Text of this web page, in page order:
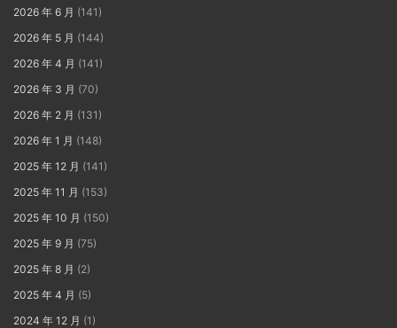
2026 年 6 月 (141)
2026 年 5 月 (144)
2026 年 4 月 (141)
2026 年 3 月 (70)
2026 年 2 月 (131)
2026 年 1 月 (148)
2025 年 12 月 (141)
2025 年 11 月 (153)
2025 年 10 月 (150)
2025 年 9 月 (75)
2025 年 8 月 (2)
2025 年 4 月 (5)
2024 年 12 月 (1)